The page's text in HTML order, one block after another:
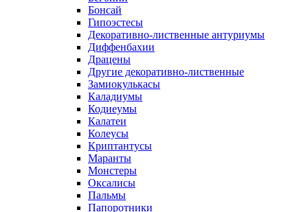
Бонсай
Гипоэстесы
Декоративно-лиственные антуриумы
Диффенбахии
Драцены
Другие декоративно-лиственные
Замиокулькасы
Каладиумы
Кодиеумы
Калатеи
Колеусы
Криптантусы
Маранты
Монстеры
Оксалисы
Пальмы
Папоротники